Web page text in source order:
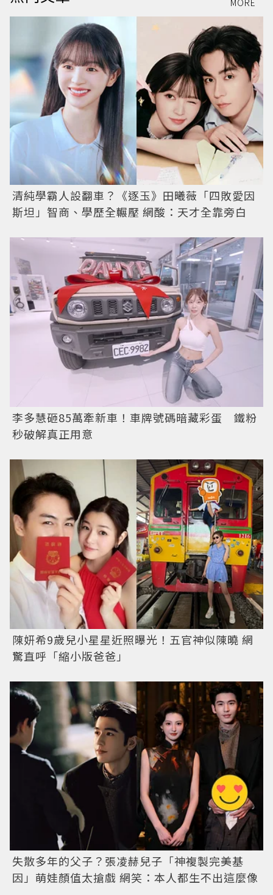
清純學霸人設翻車？《逐玉》田曦薇「四敗愛因
斯坦」智商、學歷全輾壓 網酸：天才全靠旁白
李多慧砸85萬牽新車！車牌號碼暗藏彩蛋 鐵粉
秒破解真正用意
陳妍希9歲兒小星星近照曝光！五官神似陳曉 網
驚直呼「縮小版爸爸」
失散多年的父子？張凌赫兒子「神複製完美基
因」萌娃顏值太搶戲 網笑：本人都生不出這麼像